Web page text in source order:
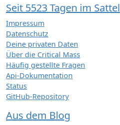
Seit 5523 Tagen im Sattel
Impressum
Datenschutz
Deine privaten Daten
Über die Critical Mass
Häufig gestellte Fragen
Api-Dokumentation
Status
GitHub-Repository
Aus dem Blog